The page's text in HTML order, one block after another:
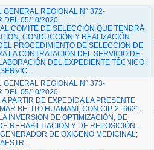
GENERAL REGIONAL N° 372-
DEL 05/10/2020
COMITÉ DE SELECCIÓN QUE TENDRÁ
CONDUCCIÓN Y REALIZACIÓN
PROCEDIMIENTO DE SELECCIÓN DE
LA CONTRATACIÓN DEL SERVICIO DE
DEL EXPEDIENTE TÉCNICO :
GENERAL REGIONAL N° 373-
DEL 05/10/2020
PARTIR DE EXPEDIDA LA PRESENTE
BELITO HUAMANI, CON CIP. 216621,
INVERSIÓN DE OPTIMIZACIÓN, DE
REHABILITACIÓN Y DE REPOSICIÓN -
DE OXIGENO MEDICINAL;